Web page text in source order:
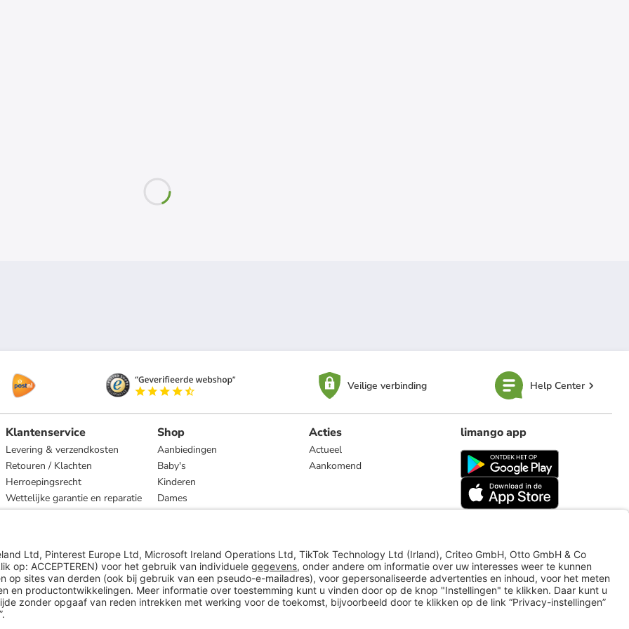
Veilige verbinding Help Center
Klantenservice
Levering & verzendkosten
Retouren / Klachten
Herroepingsrecht
Wettelijke garantie en reparatie
Shop
Aanbiedingen
Baby's
Kinderen
Dames
Heren
Acties
Actueel
Aankomend
limango app
limango.de limango.pl